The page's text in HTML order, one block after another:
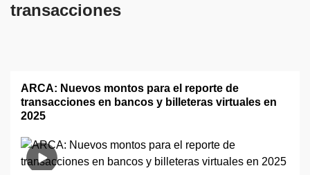
transacciones
ARCA: Nuevos montos para el reporte de
transacciones en bancos y billeteras virtuales en
2025